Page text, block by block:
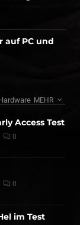
auf PC und
MEHR
Access Test
0
0
im Test